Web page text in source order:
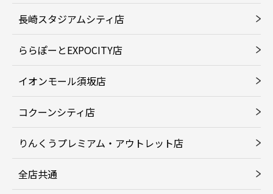
長崎スタジアムシティ店
ららぽーとEXPOCITY店
イオンモール須坂店
コクーンシティ店
りんくうプレミアム・アウトレット店
全店共通